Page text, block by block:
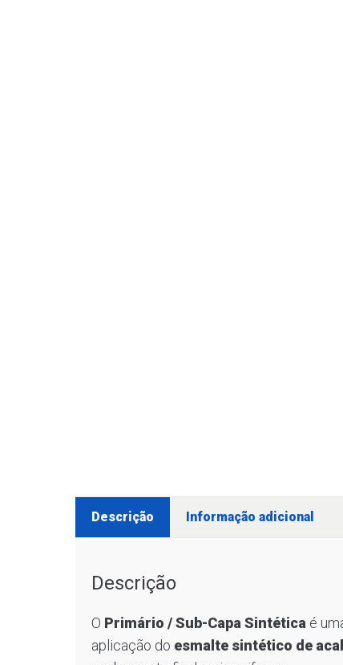
Descrição Informação adicional
Descrição
O Primário / Sub-Capa Sintética é
aplicação do esmalte sintético de